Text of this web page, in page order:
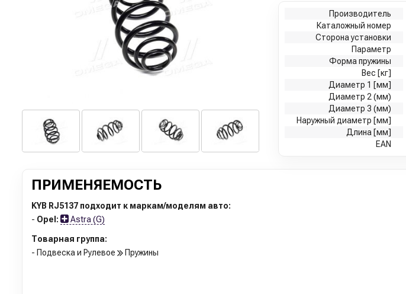
Производитель
Каталожный номер
Сторона установки
Параметр
Форма пружины
Вес [кг]
Диаметр 1 [мм]
Диаметр 2 (мм)
Диаметр 3 (мм)
Наружный диаметр [мм]
Длина [мм]
EAN
ПРИМЕНЯЕМОСТЬ
KYB RJ5137 подходит к маркам/моделям авто:
- Opel: Astra (G)
Товарная группа:
- Подвеска и Рулевое
Пружины